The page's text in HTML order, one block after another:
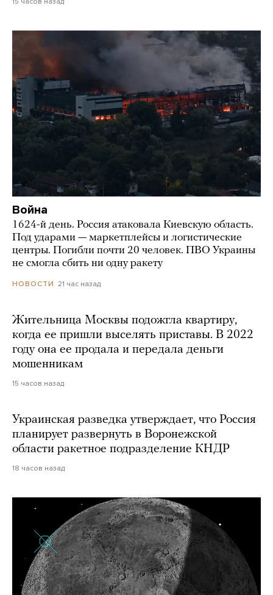
Война
1624-й день. Россия атаковала Киевскую область.
Под ударами — маркетплейсы и логистические
центры. Погибли почти 20 человек. ПВО Украины
не смогла сбить ни одну ракету
НОВОСТИ 21 час назад
Жительница Москвы подожгла квартиру,
когда ее пришли выселять приставы. В 2022
году она ее продала и передала деньги
мошенникам
15 часов назад
Украинская разведка утверждает, что Россия
планирует развернуть в Воронежской
области ракетное подразделение КНДР
18 часов назад